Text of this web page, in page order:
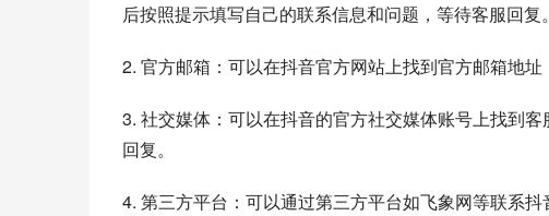
后按照提示填写自己的联系信息和问题，等待客服回复。
2. 官方邮箱：可以在抖音官方网站上找到官方邮箱地
3. 社交媒体：可以在抖音的官方社交媒体账号上找到
回复。
4. 第三方平台：可以通过第三方平台如飞象网等联系